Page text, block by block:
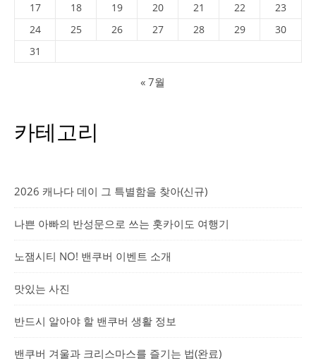
17
18 19 20 21 22
23
24
25 26 27 28 29
30
31
« 7월
카테고리
2026 캐나다 데이 그 특별함을 찾아(신규)
나쁜 아빠의 반성문으로 쓰는 홋카이도 여행기
노잼시티 NO! 밴쿠버 이벤트 소개
맛있는 사진
반드시 알아야 할 밴쿠버 생활 정보
밴쿠버 겨울과 크리스마스를 즐기는 법(완료)